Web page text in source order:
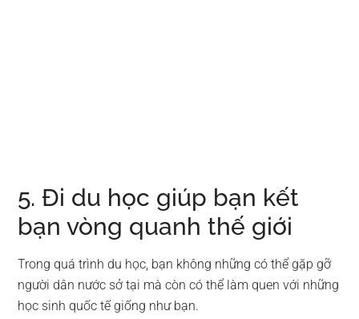
5. Đi du học giúp bạn kết
bạn vòng quanh thế giới
Trong quá trình du học, bạn không những có thể gặp gỡ
người dân nước sở tại mà còn có thể làm quen với những
học sinh quốc tế giống như bạn.